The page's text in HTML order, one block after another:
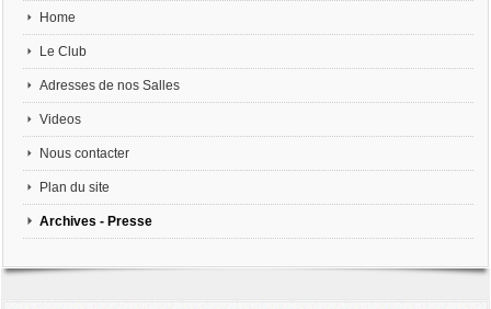
Home
Le Club
Adresses de nos Salles
Videos
Nous contacter
Plan du site
Archives - Presse